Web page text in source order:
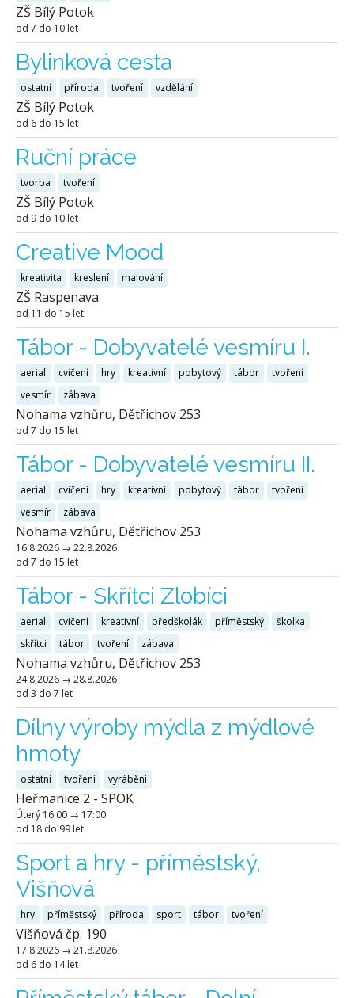
ZŠ Bílý Potok
od 7 do 10 let
Bylinková cesta
ostatní příroda tvoření vzdělání
ZŠ Bílý Potok
od 6 do 15 let
Ruční práce
tvorba tvoření
ZŠ Bílý Potok
od 9 do 10 let
Creative Mood
kreativita kreslení malování
ZŠ Raspenava
od 11 do 15 let
Tábor - Dobyvatelé vesmíru I.
aerial cvičení hry kreativní pobytový tábor
tvoření
vesmír
zábava
Nohama vzhůru, Dětřichov 253
od 7 do 15 let
Tábor - Dobyvatelé vesmíru II.
aerial cvičení hry kreativní pobytový tábor
tvoření
vesmír
zábava
Nohama vzhůru, Dětřichov 253
16.8.2026 → 22.8.2026
od 7 do 15 let
Tábor - Skřítci Zlobíci
aerial cvičení kreativní předškolák příměstský
školka
skřítci
tábor tvoření zábava
Nohama vzhůru, Dětřichov 253
24.8.2026 → 28.8.2026
od 3 do 7 let
Dílny výroby mýdla z mýdlové
hmoty
ostatní tvoření vyrábění
Heřmanice 2 - SPOK
Úterý 16:00 → 17:00
od 18 do 99 let
Sport a hry - příměstský,
Višňová
hry příměstský příroda sport tábor tvoření
Višňová čp. 190
17.8.2026 → 21.8.2026
od 6 do 14 let